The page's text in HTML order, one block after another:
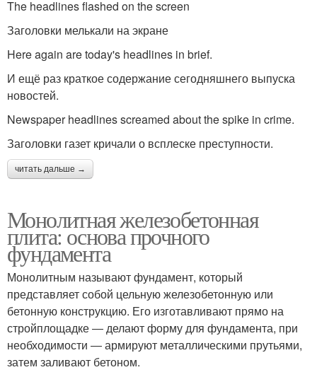
The headlines flashed on the screen
Заголовки мелькали на экране
Here again are today's headlines in brief.
И ещё раз краткое содержание сегодняшнего выпуска
новостей.
Newspaper headlines screamed about the spike in crime.
Заголовки газет кричали о всплеске преступности.
читать дальше →
Монолитная железобетонная
плита: основа прочного
фундамента
Монолитным называют фундамент, который
представляет собой цельную железобетонную или
бетонную конструкцию. Его изготавливают прямо на
стройплощадке ― делают форму для фундамента, при
необходимости ― армируют металлическими прутьями,
затем заливают бетоном.